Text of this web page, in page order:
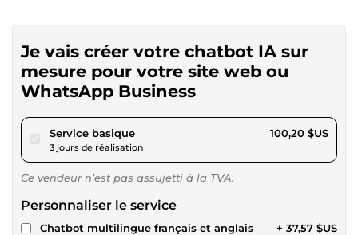
Je vais créer votre chatbot IA sur
mesure pour votre site web ou
WhatsApp Business
Service basiquepour 92,35 $US
3 jours de réalisation
100,20 $US
Ce vendeur n’est pas assujetti à la TVA.
Personnaliser le service
Chatbot multilingue français et anglais + 37,57 $US